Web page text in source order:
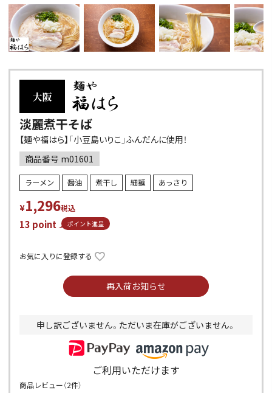
淡麗煮干そば
【麺や福はら】「小豆島いりこ」ふんだんに使用！
商品番号 m01601
ラーメン 醤油 煮干し 細麺 あっさり
¥1,296税込
13 point ポイント進呈
お気に入りに登録する
再入荷お知らせ
申し訳ございません。ただいま在庫がございません。
ご利用いただけます
商品レビュー（2件）